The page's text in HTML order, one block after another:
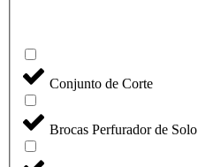
Conjunto de Corte
Brocas Perfurador de Solo